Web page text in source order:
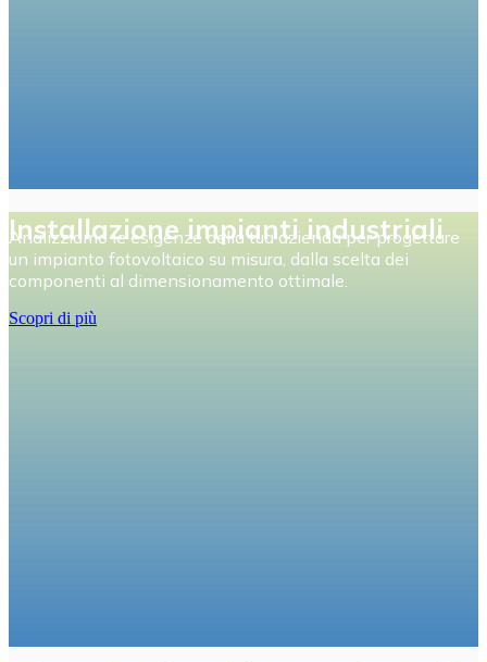
Analizziamo le esigenze della tua azienda per progettare
un impianto fotovoltaico su misura, dalla scelta dei
componenti al dimensionamento ottimale.
Scopri di più
Installazione impianti industriali